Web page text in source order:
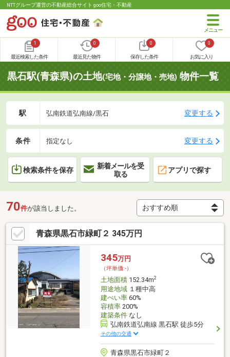
NTTグループ運営の不動産総合サイト goo住宅・不動産
1
最近検索した条件
0
最近見た物件
0
保存した条件
0
お気に入り
黒石駅(青森県)の土地(宅地・分譲地・売地) 物件一覧
駅 弘南鉄道弘南線/黒石 変更する
条件 指定なし 変更する
検索条件を保存
新着メールを受
取る
アプリで探す
70件が該当しました。
青森県黒石市緑町２ 345万円
345万円
（坪単価:-）
土地面積152.34m2
用途地域１種中高
建ぺい率60%
容積率200%
建築条件なし
弘南鉄道弘南線 黒石駅 徒歩5分
その他の交通
青森県黒石市緑町２